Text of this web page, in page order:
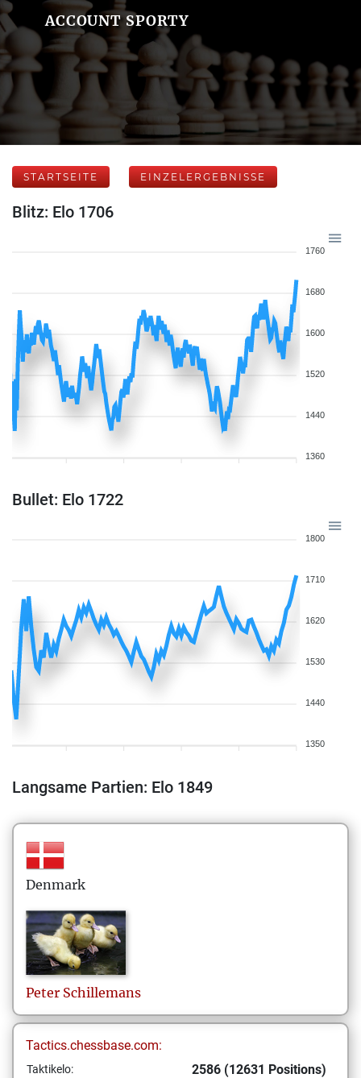
ACCOUNT SPORTY
STARTSEITE EINZELERGEBNISSE
Blitz: Elo 1706
1760
1680
1600
1520
1440
1360
Bullet: Elo 1722
1800
1710
1620
1530
1440
1350
Langsame Partien: Elo 1849
Denmark
Peter Schillemans
Tactics.chessbase.com:
Taktikelo: 2586 (12631 Positions)